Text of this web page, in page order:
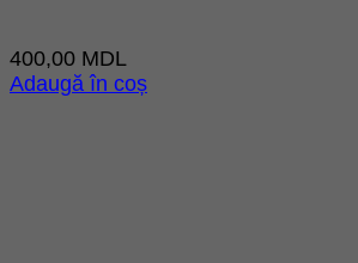
400,00 MDL
Adaugă în coș